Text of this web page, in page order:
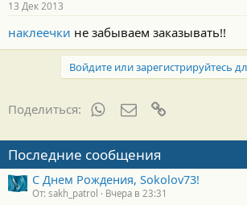
13 Дек 2013
наклеечки не забываем заказывать!!
Войдите или зарегистрируйтесь
Поделиться: WhatsAppЭлектронная почта
Последние сообщения
С Днем Рождения, Sokolov73!
От: sakh_patrol Вчера в 23:31